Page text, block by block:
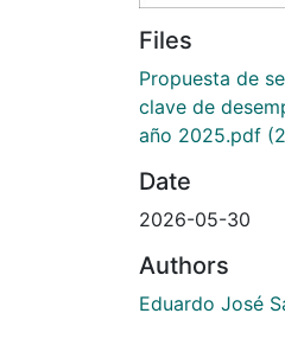
Files
Propuesta de
clave de
año 2025.pdf
Date
2026-05-30
Authors
Eduardo José